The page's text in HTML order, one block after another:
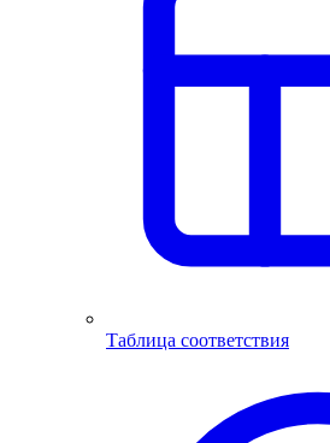
Таблица соответствия